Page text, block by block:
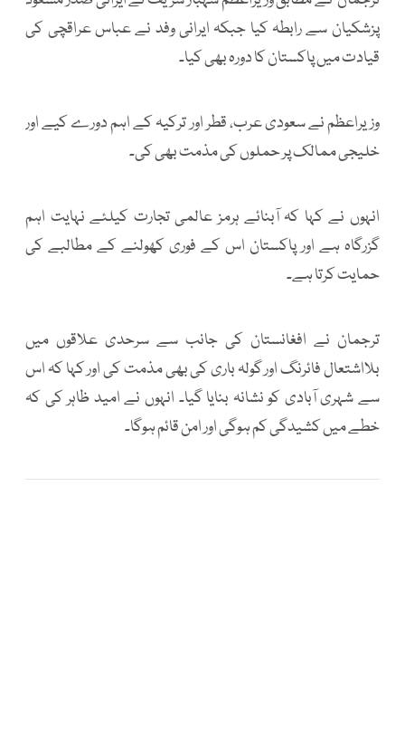
پزشکیان سے رابطہ کیا جبکہ ایرانی وفد نے عباس عراقچی کی
قیادت میں پاکستان کا دورہ بھی کیا۔
وزیراعظم نے سعودی عرب، قطر اور ترکیہ کے اہم دورے کیے اور
خلیجی ممالک پر حملوں کی مذمت بھی کی۔
انہوں نے کہا کہ آبنائے ہرمز عالمی تجارت کیلئے نہایت اہم
گزرگاہ ہے اور پاکستان اس کے فوری کھولنے کے مطالبے کی
حمایت کرتا ہے۔
ترجمان نے افغانستان کی جانب سے سرحدی علاقوں میں
بلااشتعال فائرنگ اور گولہ باری کی بھی مذمت کی اور کہا کہ اس
سے شہری آبادی کو نشانہ بنایا گیا۔ انہوں نے امید ظاہر کی کہ
خطے میں کشیدگی کم ہوگی اور امن قائم ہوگا۔